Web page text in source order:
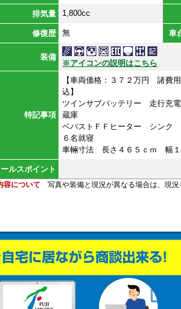
排気量 1,800cc
修復歴 無 車
装備
※アイコンの説明はこちら
特記事項
【車両価格：３７２万円 諸費
込】
ツインサブバッテリー 走行
蔵庫
ベバストＦＦヒーター シンク
６名就寝
車輛寸法 長さ４６５ｃｍ 幅
ルスポイント
容について 写真や装備と現況が異なる場合は、現況